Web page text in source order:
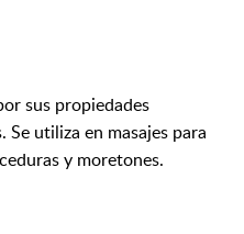
sus propiedades
utiliza en masajes para
y moretones.